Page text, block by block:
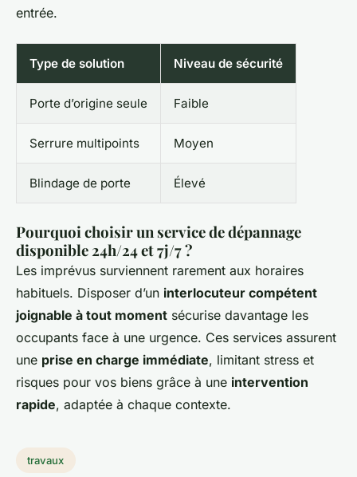
entrée.
Type de solution Niveau de sécurité
Porte d’origine seule Faible
Serrure multipoints Moyen
Blindage de porte Élevé
Pourquoi choisir un service de dépannage
disponible 24h/24 et 7j/7 ?
Les imprévus surviennent rarement aux horaires
habituels. Disposer d’un interlocuteur compétent
joignable à tout moment sécurise davantage les
occupants face à une urgence. Ces services assurent
une prise en charge immédiate, limitant stress et
risques pour vos biens grâce à une intervention
rapide, adaptée à chaque contexte.
travaux